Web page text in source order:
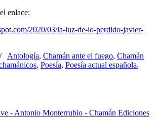
enlace:
2020/03/la-luz-de-lo-perdido-javier-
/ Antología, Chamán ante el fuego, Chamán
, Poesía, Poesía actual española,